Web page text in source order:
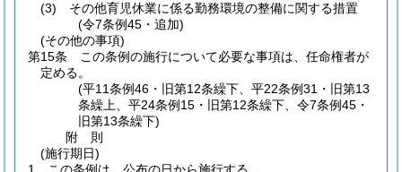
(3)
その他育児休業に係る勤務環境の整備に関する措置
(令7条例45・追加)
(その他の事項)
第15条
この条例の施行について必要な事項は、任命権者が
定める。
(平11条例46・旧第12条繰下、平22条例31・旧第13
条繰上、平24条例15・旧第12条繰下、令7条例45・
旧第13条繰下)
附 則
(施行期日)